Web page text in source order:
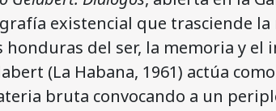
existencial que trasciende la
del ser, la memoria y el
(La Habana, 1961) actúa como
bruta convocando a un